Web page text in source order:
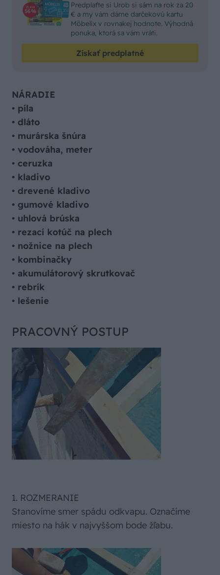
Predplaťte si Urob si sám na rok za 20
€ a my vám dáme darčekovú kartu
Möbelix v rovnakej hodnote. Výhodná
ponuka, ktorá sa vám vráti.
Získať predplatné
NÁRADIE
• píla
• dláto
• murárska šnúra
• vodováha, meter
• ceruzka
• kladivo
• drevené kladivo
• gumové kladivo
• uhlová brúska
• rezací kotúč na plech
• nožnice na plech
• kombinačky
• akumulátorový skrutkovač
• rebrík
• lešenie
PRACOVNÝ POSTUP
1. ROZMERANIE
Stanovíme smer spádu odkvapu. Označíme
miesto na hák v najvyššom bode žľabu.